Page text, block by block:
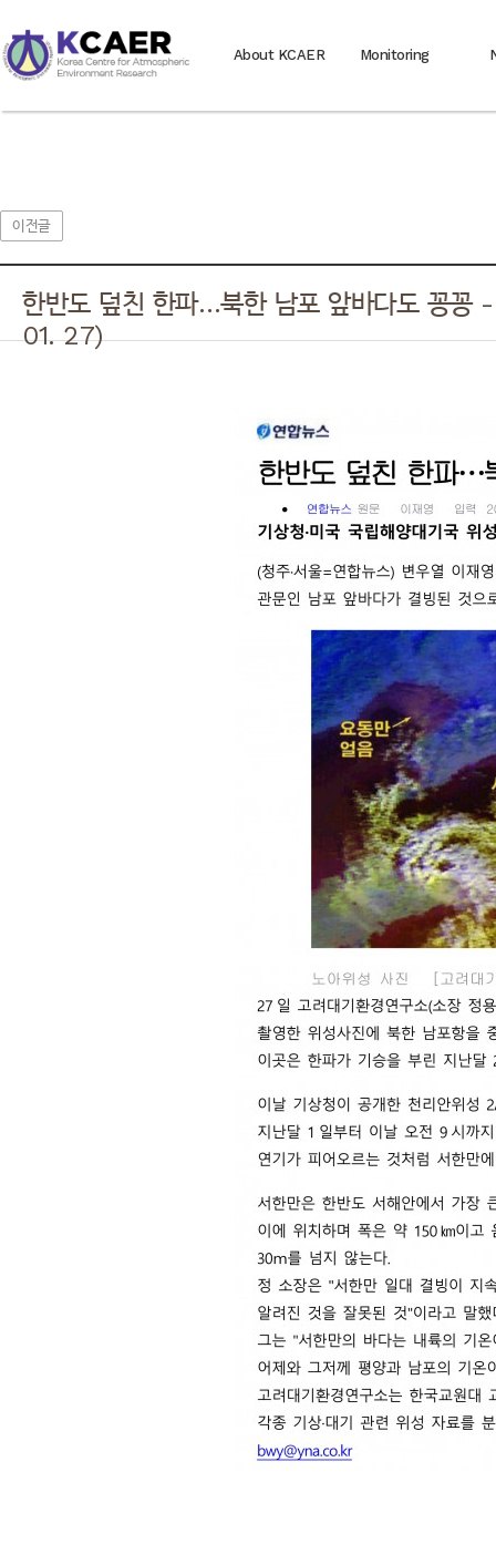
About KCAER Monitoring
이전글
한반도 덮친 한파…북한 남포 앞바다도 꽁꽁
01. 27)